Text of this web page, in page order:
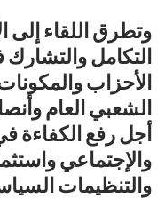
وتطرق اللقاء إلى
التكامل
الأحزاب
الشعبي العام
أجل رفع الكفاءة
والإجتماعي
والتنظيمات